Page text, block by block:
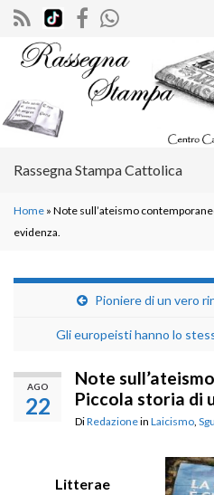
Search for:
Rassegna Stampa Cattolica
Home » Note sull’ateismo
evidenza.
Pioniere di un vero
Gli europeisti hanno lo
AGO
22
Note
Piccola storia di
DiRedazionein Laicismo
Litterae